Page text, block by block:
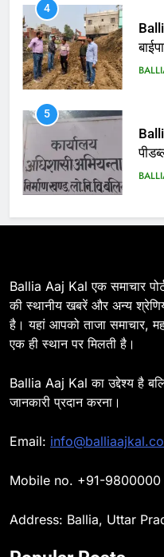
5
6
में
7
8
के
Ballia Aaj Kal एक समाचार
की स्थानीय खबरें और अन्य
है। यहां आपको ताजा समाचार,
एक ही स्थान पर मिलती है।
Ballia Aaj Kal का उद्देश्य है
जानकारी प्रदान करना।
Email:
Mobile no. +91-9800000
Address: Ballia, Uttar